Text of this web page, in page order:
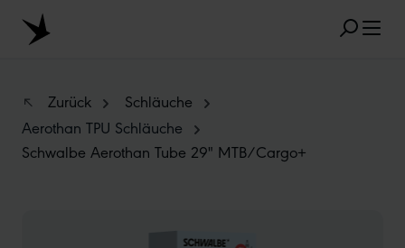
Zum Hauptinhalt springen
RECYCLING
Zurück
Schläuche
Aerothan TPU Schläuche
Schwalbe Aerothan Tube 29" MTB/Cargo+